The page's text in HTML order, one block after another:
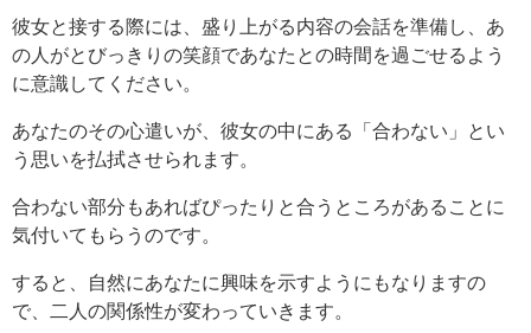
彼女と接する際には、盛り上がる内容の会話を準備し、あ
の人がとびっきりの笑顔であなたとの時間を過ごせるよう
に意識してください。
あなたのその心遣いが、彼女の中にある「合わない」とい
う思いを払拭させられます。
合わない部分もあればぴったりと合うところがあることに
気付いてもらうのです。
すると、自然にあなたに興味を示すようにもなりますの
で、二人の関係性が変わっていきます。